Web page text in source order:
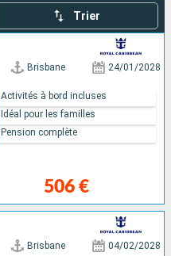
Trier
Brisbane 24/01/2028
506 €
Activités à bord incluses
Idéal pour les familles
Pension complète
Brisbane 04/02/2028